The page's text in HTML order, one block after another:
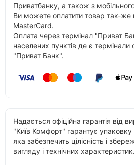
Приватбанку, а також з
Ви можете оплатити товар так-же
MasterCard.
Оплата через термінал "Приват
населених пунктів де є
"Приват Банк".
Надається офіційна гарантія від
"Київ Комфорт" гарантує
яка забезпечить цілісність і
вигляду і технічних характеристик.